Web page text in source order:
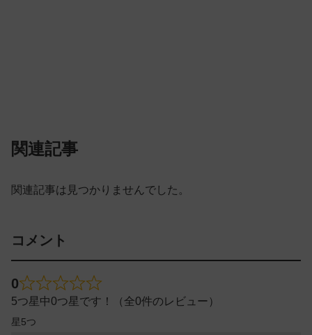
関連記事
関連記事は見つかりませんでした。
コメント
0
5つ星中0つ星です！（全0件のレビュー）
星5つ